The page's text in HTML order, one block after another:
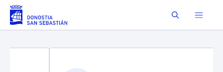
Saltar al contenido principal Buscar